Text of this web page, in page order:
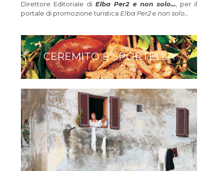
Direttore Editoriale di Elba Per2 e non solo… , per il
portale di promozione turistica Elba Per2 e non solo…
CEREMITO E SPORTELLA